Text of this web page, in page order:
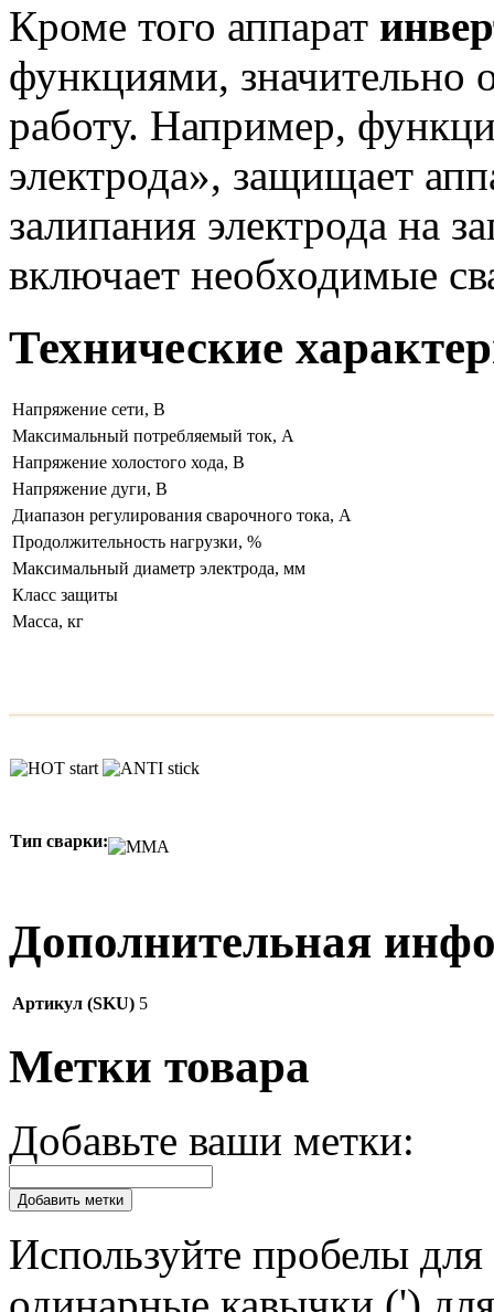
Кроме того аппарат
функциями, значительно
работу. Например,
электрода», защищает
залипания электрода на
включает необходимые
Технические
Напряжение сети, В
Максимальный потребляемый ток, А
Напряжение холостого хода, В
Напряжение дуги, В
Диапазон регулирования сварочного тока, А
Продолжительность нагрузки, %
Максимальный диаметр электрода, мм
Класс защиты
Масса, кг
Тип сварки:
Дополнительная
Артикул (SKU) 5
Метки товара
Добавьте ваши метки:
Добавить метки
Используйте пробелы